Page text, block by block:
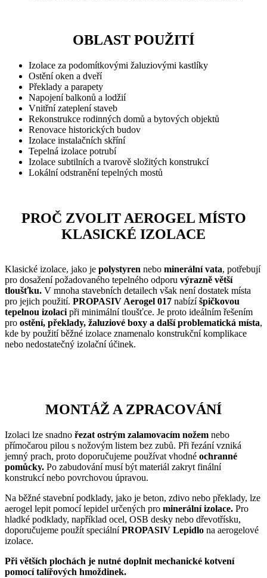
OBLAST POUŽITÍ
Izolace za podomítkovými žaluziovými kastlíky
Ostění oken a dveří
Překlady a parapety
Napojení balkonů a lodžií
Vnitřní zateplení staveb
Rekonstrukce rodinných domů a bytových objektů
Renovace historických budov
Izolace instalačních skříní
Tepelná izolace potrubí
Izolace subtilních a tvarově složitých konstrukcí
Lokální odstranění tepelných mostů
PROČ ZVOLIT AEROGEL MÍSTO
KLASICKÉ IZOLACE
Klasické izolace, jako je polystyren nebo minerální vata, potřebují
pro dosažení požadovaného tepelného odporu výrazně větší
tloušťku. V mnoha stavebních detailech však není dostatek místa
pro jejich použití. PROPASIV Aerogel 017 nabízíšpičkovou
tepelnou izolaci při minimální tloušťce. Je proto ideálním řešením
pro ostění, překlady, žaluziové boxy a další problematická místa,
kde by použití běžné izolace znamenalo konstrukční komplikace
nebo nedostatečný izolační účinek.
MONTÁŽ A ZPRACOVÁNÍ
Izolaci lze snadno řezat ostrým zalamovacím nožem nebo
přímočarou pilou s nožovým listem bez zubů. Při řezání vzniká
jemný prach, proto doporučujeme používat vhodné ochranné
pomůcky. Po zabudování musí být materiál zakryt finální
konstrukcí nebo povrchovou úpravou.
Na běžné stavební podklady, jako je beton, zdivo nebo překlady, lze
aerogel lepit pomocí lepidel určených pro minerální izolace. Pro
hladké podklady, například ocel, OSB desky nebo dřevotřísku,
doporučujeme použít speciálníPROPASIV Lepidlo na aerogelové
izolace.
Při větších plochách je nutné doplnit mechanické kotvení
pomocí talířových hmoždinek.